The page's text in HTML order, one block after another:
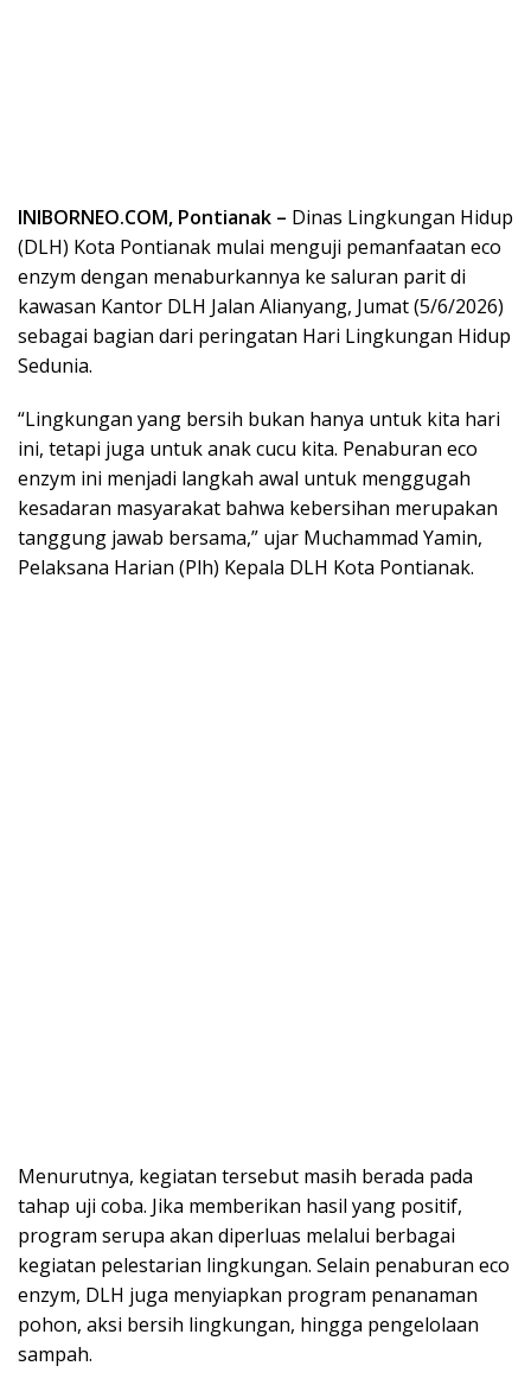
INIBORNEO.COM, Pontianak – Dinas Lingkungan Hidup
(DLH) Kota Pontianak mulai menguji pemanfaatan eco
enzym dengan menaburkannya ke saluran parit di
kawasan Kantor DLH Jalan Alianyang, Jumat (5/6/2026)
sebagai bagian dari peringatan Hari Lingkungan Hidup
Sedunia.
“Lingkungan yang bersih bukan hanya untuk kita hari
ini, tetapi juga untuk anak cucu kita. Penaburan eco
enzym ini menjadi langkah awal untuk menggugah
kesadaran masyarakat bahwa kebersihan merupakan
tanggung jawab bersama,” ujar Muchammad Yamin,
Pelaksana Harian (Plh) Kepala DLH Kota Pontianak.
Menurutnya, kegiatan tersebut masih berada pada
tahap uji coba. Jika memberikan hasil yang positif,
program serupa akan diperluas melalui berbagai
kegiatan pelestarian lingkungan. Selain penaburan eco
enzym, DLH juga menyiapkan program penanaman
pohon, aksi bersih lingkungan, hingga pengelolaan
sampah.